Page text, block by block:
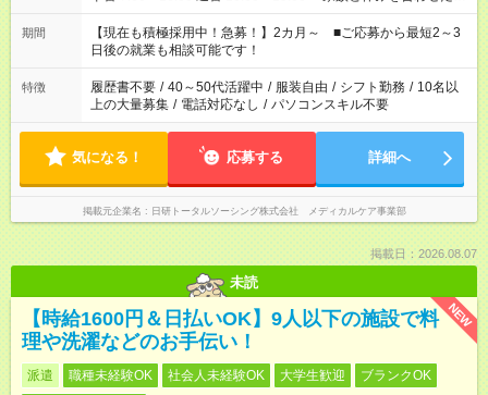
い」 「余裕を持って夕飯の準備がしたい」 「できれば残業はし
たくない」 など、ご希望を教えてくださいね。 ※Wワーク希望
の方へ 今ご覧のお仕事で希望する勤務時間と、もう1つのお仕事
の勤務時間。 合計で週40時間を超える場合は応募できません。
期間
【現在も積極採用中！急募！】2カ月～ ■ご応募から最短2～3
日後の就業も相談可能です！
特徴 履歴書不要 / 40～50代活躍中 / 服装自由 / シフト勤務 / 10名以
上の大量募集 / 電話対応なし / パソコンスキル不要
気になる！ 応募する 詳細へ
掲載元企業名 日研トータルソーシング株式会社 メディカルケア事業部
掲載日：2026.08.07
未読
NEW
【時給1600円＆日払いOK】9人以下の施設で料
理や洗濯などのお手伝い！
派遣 職種未経験OK 社会人未経験OK 大学生歓迎
ブランクOK